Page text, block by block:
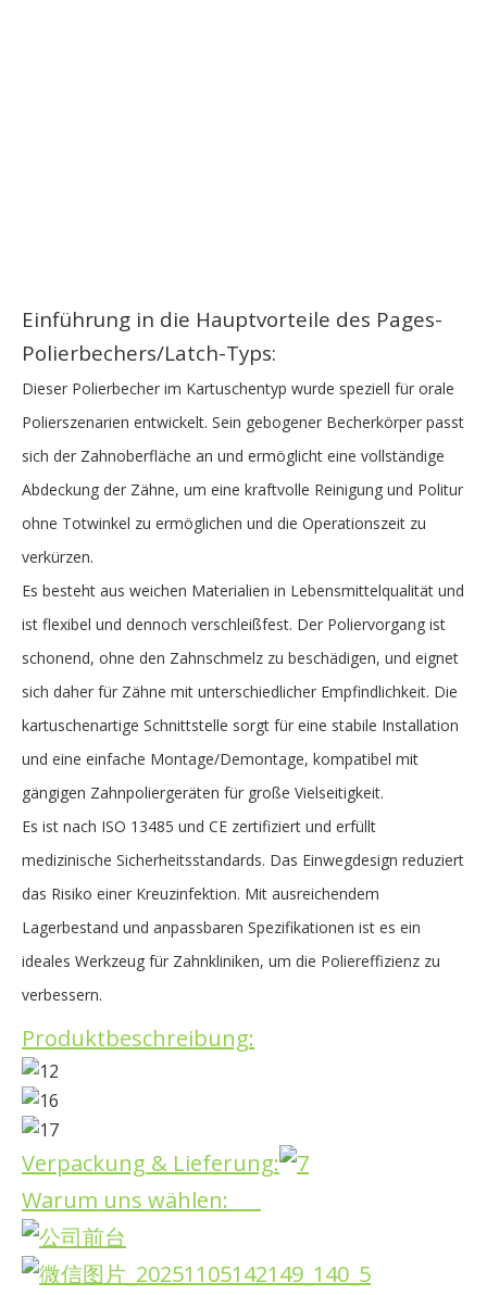
Einführung in die Hauptvorteile des Pages-
Polierbechers/Latch-Typs:
Dieser Polierbecher im Kartuschentyp wurde speziell für orale
Polierszenarien entwickelt. Sein gebogener Becherkörper passt
sich der Zahnoberfläche an und ermöglicht eine vollständige
Abdeckung der Zähne, um eine kraftvolle Reinigung und Politur
ohne Totwinkel zu ermöglichen und die Operationszeit zu
verkürzen.
Es besteht aus weichen Materialien in Lebensmittelqualität und
ist flexibel und dennoch verschleißfest. Der Poliervorgang ist
schonend, ohne den Zahnschmelz zu beschädigen, und eignet
sich daher für Zähne mit unterschiedlicher Empfindlichkeit. Die
kartuschenartige Schnittstelle sorgt für eine stabile Installation
und eine einfache Montage/Demontage, kompatibel mit
gängigen Zahnpoliergeräten für große Vielseitigkeit.
Es ist nach ISO 13485 und CE zertifiziert und erfüllt
medizinische Sicherheitsstandards. Das Einwegdesign reduziert
das Risiko einer Kreuzinfektion. Mit ausreichendem
Lagerbestand und anpassbaren Spezifikationen ist es ein
ideales Werkzeug für Zahnkliniken, um die Poliereffizienz zu
verbessern.
Produktbeschreibung:
Verpackung & Lieferung:
Warum uns wählen: